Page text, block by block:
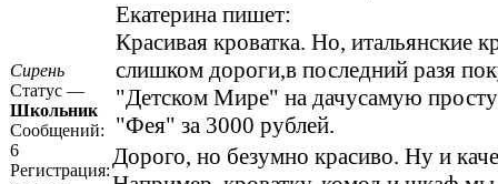
Сирень
Статус —
Школьник
Сообщений:
6
Регистрация:
Екатерина пишет:
Красивая кроватка. Но, итальянские
слишком дороги,в последний разя
"Детском Мире" на дачусамую
"Фея" за 3000 рублей.
Дорого, но безумно красиво. Ну и